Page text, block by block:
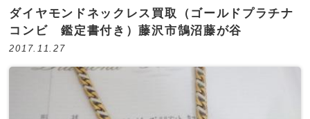
ダイヤモンドネックレス買取（ゴールドプラチナ
コンビ 鑑定書付き）藤沢市鵠沼藤が谷
2017.11.27